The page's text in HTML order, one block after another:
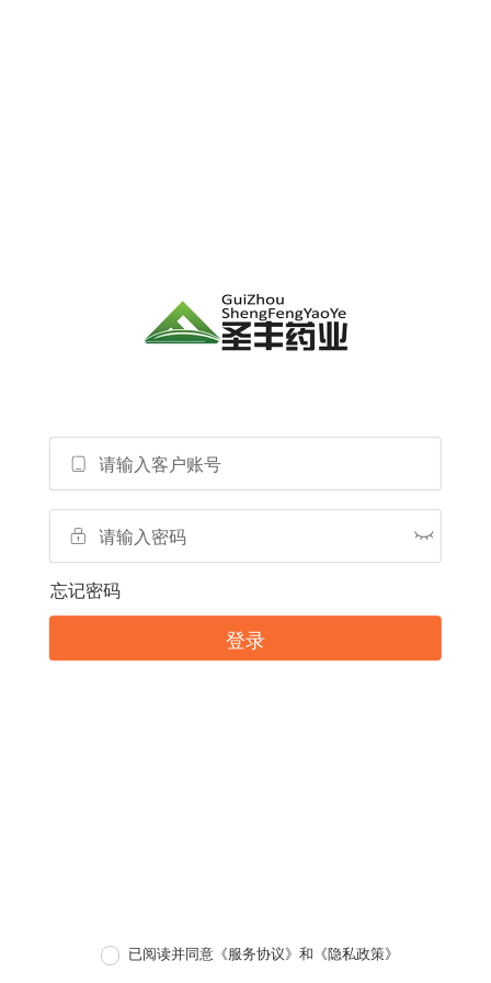
忘记密码
登录
已阅读并同意 《服务协议》和 《隐私政策》